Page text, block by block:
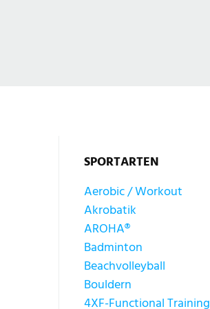
SPORTARTEN
Aerobic / Workout
Akrobatik
AROHA®
Badminton
Beachvolleyball
Bouldern
4XF-Functional Training